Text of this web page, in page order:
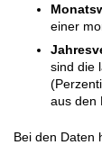
einer
sind die
aus den
Bei den Daten